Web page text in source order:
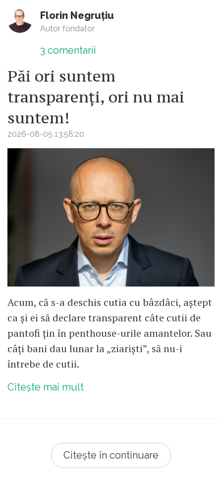
Florin Negruțiu
Autor fondator
3 comentarii
Păi ori suntem
transparenți, ori nu mai
suntem!
2026-08-05 13:58:20
Acum, că s-a deschis cutia cu bâzdâci, aștept
ca și ei să declare transparent câte cutii de
pantofi țin în penthouse-urile amantelor. Sau
câți bani dau lunar la „ziariști”, să nu-i
întrebe de cutii.
Citește mai mult
Citește în continuare